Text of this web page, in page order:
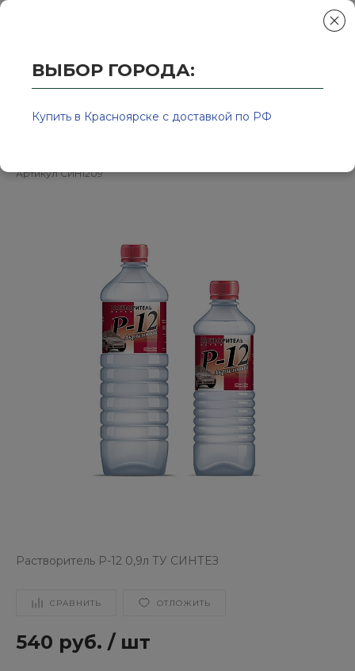
Колор-Авто - магазин лакокрасочной продукции и
Pастворитель Р-12 0,9л ТУ СИНТЕЗ
АртикулСИН1209
Pастворитель Р-12 0,9л ТУ СИНТЕЗ
СРАВНИТЬ ОТЛОЖИТЬ
540 руб. / шт
ВЫБОР ГОРОДА:
Купить в Красноярске с доставкой по РФ